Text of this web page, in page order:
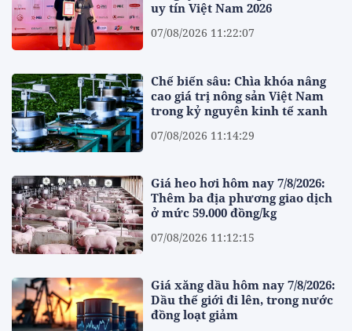
uy tín Việt Nam 2026
07/08/2026 11:22:07
Chế biến sâu: Chìa khóa nâng
cao giá trị nông sản Việt Nam
trong kỷ nguyên kinh tế xanh
07/08/2026 11:14:29
Giá heo hơi hôm nay 7/8/2026:
Thêm ba địa phương giao dịch
ở mức 59.000 đồng/kg
07/08/2026 11:12:15
Giá xăng dầu hôm nay 7/8/2026:
Dầu thế giới đi lên, trong nước
đồng loạt giảm